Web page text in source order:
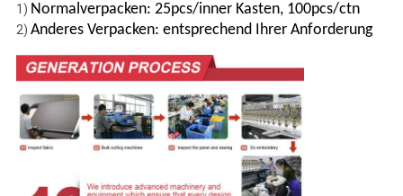
1) Normalverpacken: 25pcs/inner Kasten, 100pcs/ctn
2) Anderes Verpacken: entsprechend Ihrer Anforderung